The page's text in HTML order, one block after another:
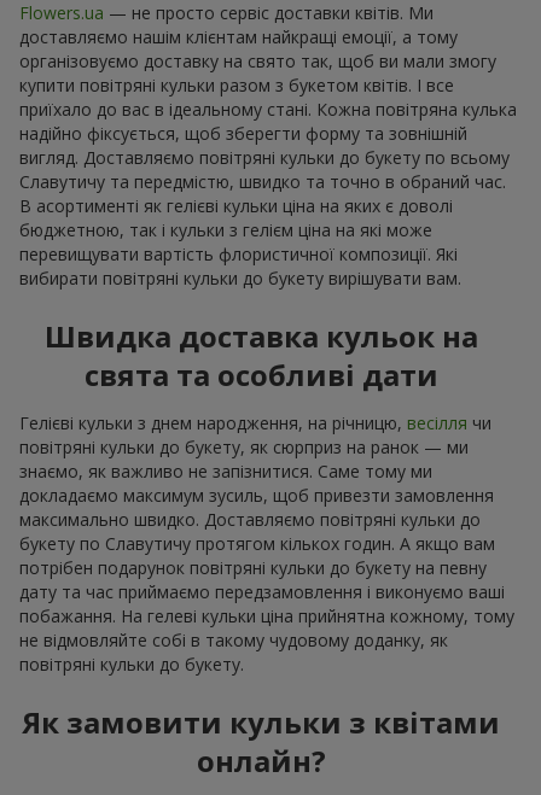
Flowers.ua — не просто сервіс доставки квітів. Ми
доставляємо нашім клієнтам найкращі емоції, а тому
організовуємо доставку на свято так, щоб ви мали змогу
купити повітряні кульки разом з букетом квітів. І все
приїхало до вас в ідеальному стані. Кожна повітряна кулька
надійно фіксується, щоб зберегти форму та зовнішній
вигляд. Доставляємо повітряні кульки до букету по всьому
Славутичу та передмістю, швидко та точно в обраний час.
В асортименті як гелієві кульки ціна на яких є доволі
бюджетною, так і кульки з гелієм ціна на які може
перевищувати вартість флористичної композиції. Які
вибирати повітряні кульки до букету вирішувати вам.
Швидка доставка кульок на
свята та особливі дати
Гелієві кульки з днем народження, на річницю, весілля чи
повітряні кульки до букету, як сюрприз на ранок — ми
знаємо, як важливо не запізнитися. Саме тому ми
докладаємо максимум зусиль, щоб привезти замовлення
максимально швидко. Доставляємо повітряні кульки до
букету по Славутичу протягом кількох годин. А якщо вам
потрібен подарунок повітряні кульки до букету на певну
дату та час приймаємо передзамовлення і виконуємо ваші
побажання. На гелеві кульки ціна прийнятна кожному, тому
не відмовляйте собі в такому чудовому доданку, як
повітряні кульки до букету.
Як замовити кульки з квітами
онлайн?